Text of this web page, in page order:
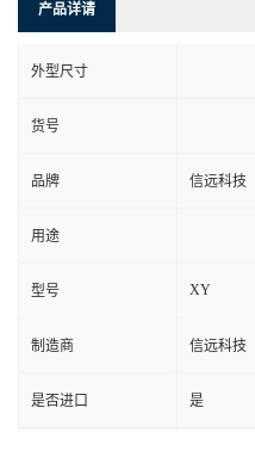
产品详请
外型尺寸
货号
品牌 信远科技
用途
型号 XY
制造商 信远科技
是否进口 是